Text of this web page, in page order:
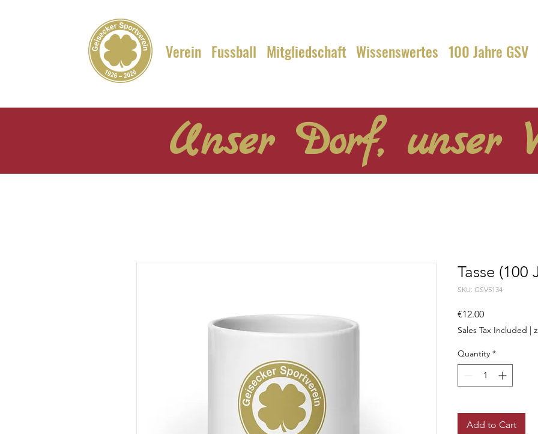
Verein Fussball Mitgliedschaft Wissenswertes 100 Jahre GSV
Unser Dorf, unser
Tasse (100
SKU: GSV5134
€12.00Price
Sales Tax Included |
Quantity *
Add to Cart